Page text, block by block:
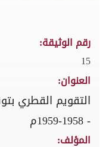
رقم الوثيقة:
15
العنوان:
- 1958-1959م
المؤلف: